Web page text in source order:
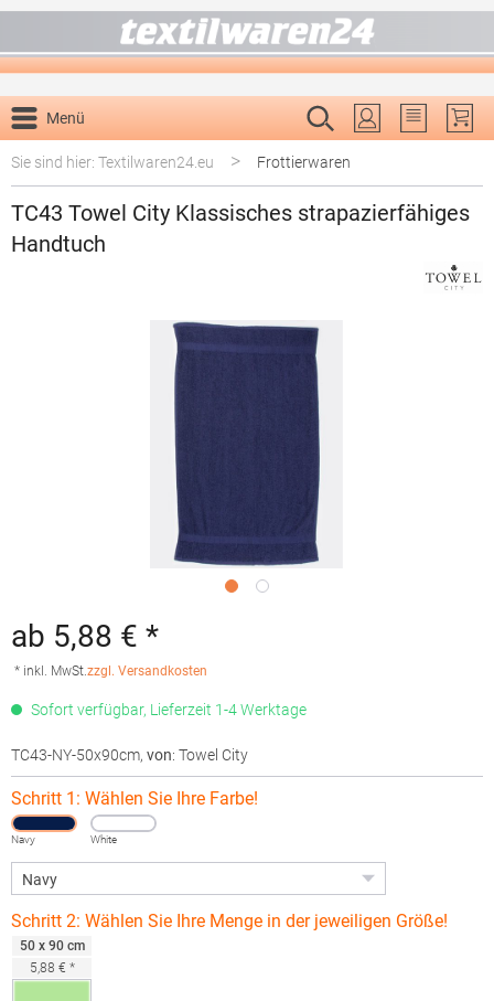
Menü
Du hast 0
Sie sind hier: Textilwaren24.eu
> Frottierwaren
TC43 Towel City Klassisches strapazierfähiges
Handtuch
Bildergalerie überspringen
ab 5,88 € *
* inkl. MwSt.zzgl. Versandkosten
Sofort verfügbar, Lieferzeit 1-4 Werktage
TC43-NY-50x90cm, von: Towel City
Schritt 1: Wählen Sie Ihre Farbe!
Navy White
Schritt 2: Wählen Sie Ihre Menge in der jeweiligen Größe!
50 x 90 cm
5,88 € *